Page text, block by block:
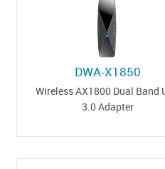
DWA-X1850
Wireless AX1800 Dual Band
3.0 Adapter